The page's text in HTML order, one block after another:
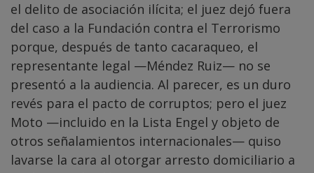
el delito de asociación ilícita; el juez dejó fuera
del caso a la Fundación contra el Terrorismo
porque, después de tanto cacaraqueo, el
representante legal —Méndez Ruiz— no se
presentó a la audiencia. Al parecer, es un duro
revés para el pacto de corruptos; pero el juez
Moto —incluido en la Lista Engel y objeto de
otros señalamientos internacionales— quiso
lavarse la cara al otorgar arresto domiciliario a